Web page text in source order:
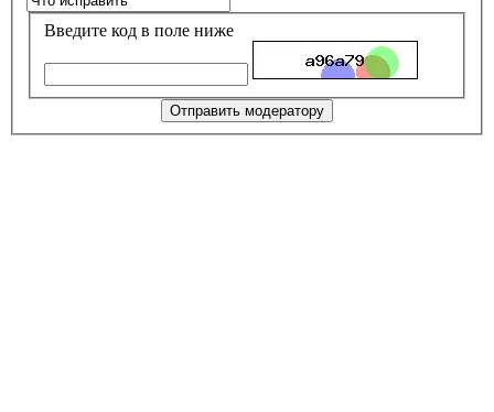
Введите код в поле ниже
Отправить модератору